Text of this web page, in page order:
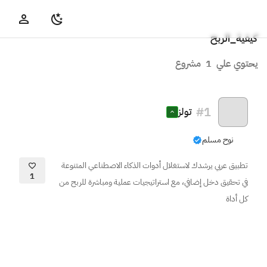
كيفية_الربح
يحتوي علي 1 مشروع
#1 تولز
نوح مسلم
تطبيق عربي يرشدك لاستغلال أدوات الذكاء الاصطناعي المتنوعة
في تحقيق دخل إضافي، مع استراتيجيات عملية ومباشرة للربح من
كل أداة
1